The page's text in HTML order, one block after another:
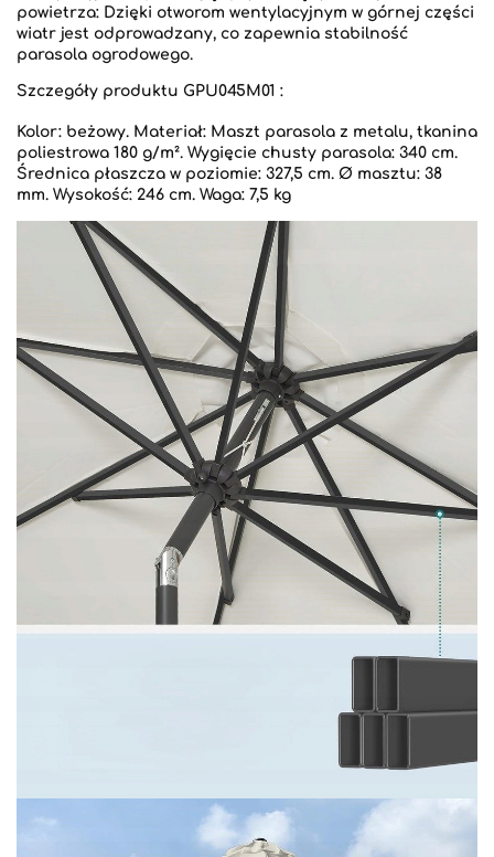
powietrza: Dzięki otworom wentylacyjnym w górnej części
wiatr jest odprowadzany, co zapewnia stabilność
parasola ogrodowego.
Szczegóły produktu GPU045M01 :
Kolor: beżowy. Materiał: Maszt parasola z metalu, tkanina
poliestrowa 180 g/m². Wygięcie chusty parasola: 340 cm.
Średnica płaszcza w poziomie: 327,5 cm. Ø masztu: 38
mm. Wysokość: 246 cm. Waga: 7,5 kg